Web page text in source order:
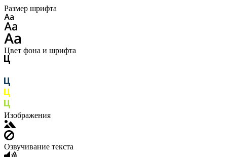
Размер шрифта
Цвет фона и шрифта
Изображения
Озвучивание текста